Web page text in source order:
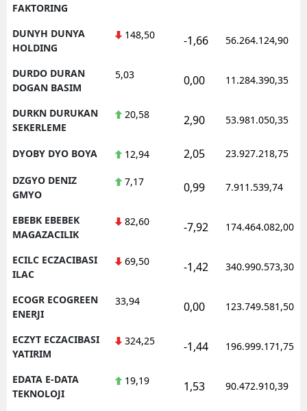
FAKTORING
DUNYH DUNYA
HOLDING
148,50 -1,66 56.264.124,90
DURDO DURAN
DOGAN BASIM
5,03 0,00 11.284.390,35
DURKN DURUKAN
SEKERLEME
20,58 2,90 53.981.050,35
DYOBY DYO BOYA 12,94 2,05 23.927.218,75
DZGYO DENIZ
GMYO
7,17 0,99 7.911.539,74
EBEBK EBEBEK
MAGAZACILIK
82,60 -7,92 174.464.082,00
ECILC ECZACIBASI
ILAC
69,50 -1,42 340.990.573,30
ECOGR ECOGREEN
ENERJI
33,94 0,00 123.749.581,50
ECZYT ECZACIBASI
YATIRIM
324,25 -1,44 196.999.171,75
EDATA E-DATA
TEKNOLOJI
19,19 1,53 90.472.910,39